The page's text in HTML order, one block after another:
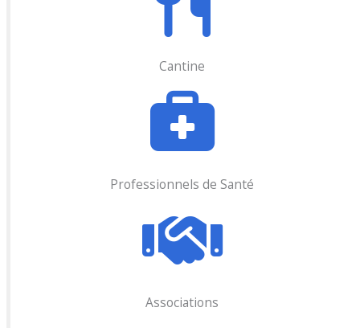
Cantine
Professionnels de Santé
Associations